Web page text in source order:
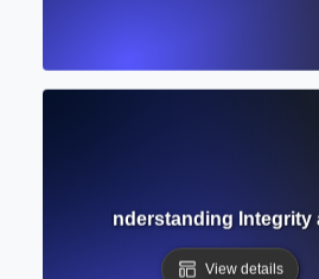
Ethics? Understanding
View details